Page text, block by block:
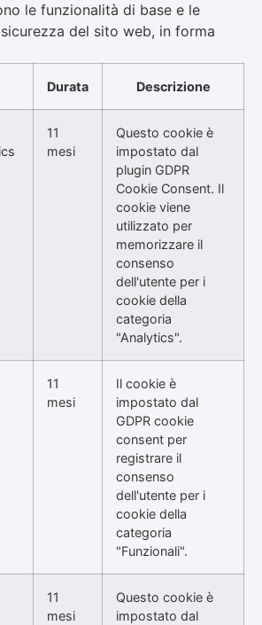
le funzionalità di base e le
del sito web, in forma
Durata Descrizione
11
mesi
Questo cookie è
impostato dal
plugin GDPR
Cookie Consent. Il
cookie viene
utilizzato per
memorizzare il
consenso
dell'utente per i
cookie della
categoria
"Analytics".
11
mesi
Il cookie è
impostato dal
GDPR cookie
consent per
registrare il
consenso
dell'utente per i
cookie della
categoria
"Funzionali".
11
mesi
Questo cookie è
impostato dal